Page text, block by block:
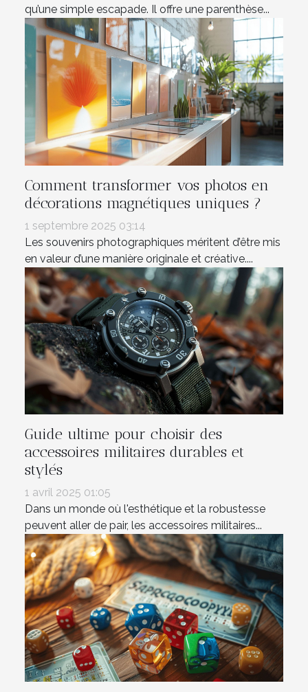
qu’une simple escapade. Il offre une parenthèse...
Comment transformer vos photos en
décorations magnétiques uniques ?
1 septembre 2025 03:14
Les souvenirs photographiques méritent d’être mis
en valeur d’une manière originale et créative....
Guide ultime pour choisir des
accessoires militaires durables et
stylés
1 avril 2025 01:05
Dans un monde où l'esthétique et la robustesse
peuvent aller de pair, les accessoires militaires...